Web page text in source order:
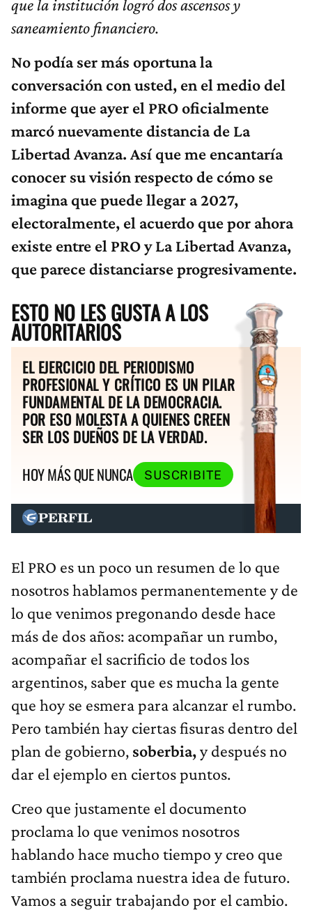
que la institución logró dos ascensos y
saneamiento financiero.
No podía ser más oportuna la
conversación con usted, en el medio del
informe que ayer el PRO oficialmente
marcó nuevamente distancia de La
Libertad Avanza. Así que me encantaría
conocer su visión respecto de cómo se
imagina que puede llegar a 2027,
electoralmente, el acuerdo que por ahora
existe entre el PRO y La Libertad Avanza,
que parece distanciarse progresivamente.
ESTO NO LES GUSTA A LOS
AUTORITARIOS
EL EJERCICIO DEL PERIODISMO
PROFESIONAL Y CRÍTICO ES UN PILAR
FUNDAMENTAL DE LA DEMOCRACIA.
POR ESO MOLESTA A QUIENES CREEN
SER LOS DUEÑOS DE LA VERDAD.
HOY MÁS QUE NUNCA
SUSCRIBITE
El PRO es un poco un resumen de lo que
nosotros hablamos permanentemente y de
lo que venimos pregonando desde hace
más de dos años: acompañar un rumbo,
acompañar el sacrificio de todos los
argentinos, saber que es mucha la gente
que hoy se esmera para alcanzar el rumbo.
Pero también hay ciertas fisuras dentro del
plan de gobierno, soberbia,y después no
dar el ejemplo en ciertos puntos.
Creo que justamente el documento
proclama lo que venimos nosotros
hablando hace mucho tiempo y creo que
también proclama nuestra idea de futuro.
Vamos a seguir trabajando por el cambio.